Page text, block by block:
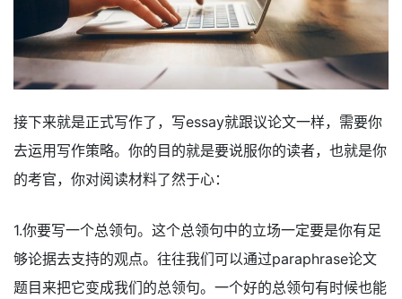
接下来就是正式写作了，写essay就跟议论文一样，需要你
去运用写作策略。你的目的就是要说服你的读者，也就是你
的考官，你对阅读材料了然于心：
1.你要写一个总领句。这个总领句中的立场一定要是你有足
够论据去支持的观点。往往我们可以通过paraphrase论文
题目来把它变成我们的总领句。一个好的总领句有时候也能